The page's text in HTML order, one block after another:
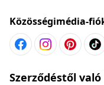
Közösségimédia-
Szerződéstől